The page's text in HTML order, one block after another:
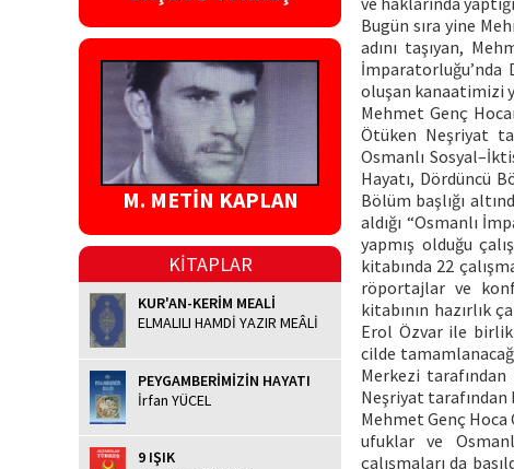
M. METİN KAPLAN
KİTAPLAR
KUR'AN-KERİM MEALİ
ELMALILI HAMDİ YAZIR MEÂLİ
PEYGAMBERİMİZİN HAYATI
İrfan YÜCEL
9 IŞIK
Bugün sıra yine
adını taşıyan,
İmparatorluğu’nda
oluşan kanaatimizi
Mehmet Genç
Ötüken Neşriyat
Osmanlı
Hayatı, Dördüncü
Bölüm başlığı
aldığı “Osmanlı
yapmış olduğu
kitabında 22
röportajlar ve
kitabının hazırlık
Erol Özvar ile
cilde
Merkezi
Neşriyat tarafından
Mehmet Genç Hoca
ufuklar ve
çalışmaları da